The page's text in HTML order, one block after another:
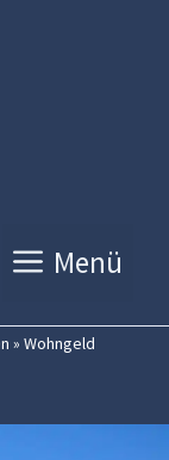
Menü
» Wohngeld